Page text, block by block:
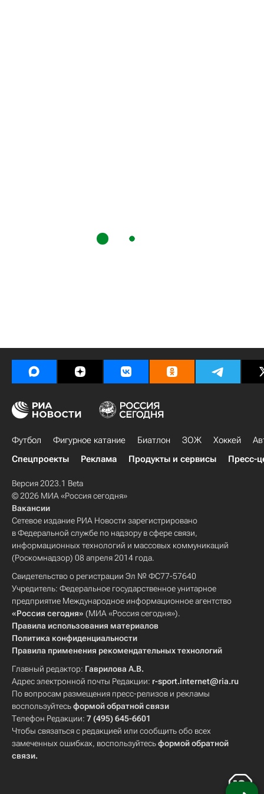
Футбол Фигурное катание Биатлон ЗОЖ Хоккей
Спецпроекты
Реклама Продукты и сервисы Пресс-
Версия 2023.1 Beta
© 2026 МИА «Россия сегодня»
Вакансии
Сетевое издание РИА Новости зарегистрировано
в Федеральной службе по надзору в сфере связи,
информационных технологий и массовых коммуникаций
(Роскомнадзор) 08 апреля 2014 года.
Свидетельство о регистрации Эл № ФС77-57640
Учредитель: Федеральное государственное унитарное
предприятие Международное информационное агентство
«Россия сегодня» (МИА «Россия сегодня»).
Правила использования материалов
Политика конфиденциальности
Правила применения рекомендательных технологий
Главный редактор: Гаврилова А.В.
Адрес электронной почты Редакции: r-sport.internet@ria.ru
По вопросам размещения пресс-релизов и рекламы
воспользуйтесьформой обратной связи
Телефон Редакции: 7 (495) 645-6601
Чтобы связаться с редакцией или сообщить обо всех
замеченных ошибках, воспользуйтесьформой обратной
связи.